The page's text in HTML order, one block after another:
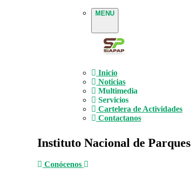
MENU
Inicio
Noticias
Multimedia
Servicios
Cartelera de Actividades
Contactanos
Instituto Nacional de Parques
Conócenos